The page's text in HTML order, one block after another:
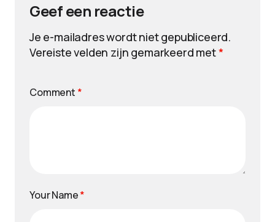
Geef een reactie
Je e-mailadres wordt niet gepubliceerd.
Vereiste velden zijn gemarkeerd met*
Comment *
Your Name*